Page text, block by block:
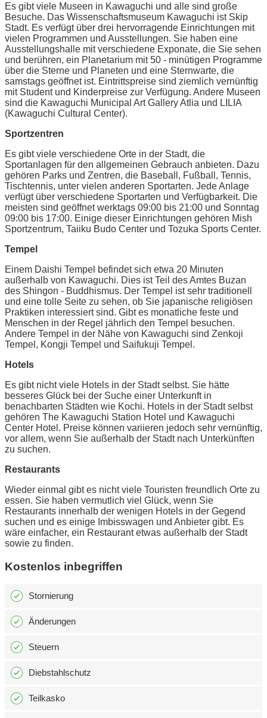
Es gibt viele Museen in Kawaguchi und alle sind große
Besuche. Das Wissenschaftsmuseum Kawaguchi ist Skip
Stadt. Es verfügt über drei hervorragende Einrichtungen mit
vielen Programmen und Ausstellungen. Sie haben eine
Ausstellungshalle mit verschiedene Exponate, die Sie sehen
und berühren, ein Planetarium mit 50 - minütigen Programme
über die Sterne und Planeten und eine Sternwarte, die
samstags geöffnet ist. Eintrittspreise sind ziemlich vernünftig
mit Student und Kinderpreise zur Verfügung. Andere Museen
sind die Kawaguchi Municipal Art Gallery Atlia und LILIA
(Kawaguchi Cultural Center).
Sportzentren
Es gibt viele verschiedene Orte in der Stadt, die
Sportanlagen für den allgemeinen Gebrauch anbieten. Dazu
gehören Parks und Zentren, die Baseball, Fußball, Tennis,
Tischtennis, unter vielen anderen Sportarten. Jede Anlage
verfügt über verschiedene Sportarten und Verfügbarkeit. Die
meisten sind geöffnet werktags 09:00 bis 21:00 und Sonntag
09:00 bis 17:00. Einige dieser Einrichtungen gehören Mish
Sportzentrum, Taiiku Budo Center und Tozuka Sports Center.
Tempel
Einem Daishi Tempel befindet sich etwa 20 Minuten
außerhalb von Kawaguchi. Dies ist Teil des Amtes Buzan
des Shingon - Buddhismus. Der Tempel ist sehr traditionell
und eine tolle Seite zu sehen, ob Sie japanische religiösen
Praktiken interessiert sind. Gibt es monatliche feste und
Menschen in der Regel jährlich den Tempel besuchen.
Andere Tempel in der Nähe von Kawaguchi sind Zenkoji
Tempel, Kongji Tempel und Saifukuji Tempel.
Hotels
Es gibt nicht viele Hotels in der Stadt selbst. Sie hätte
besseres Glück bei der Suche einer Unterkunft in
benachbarten Städten wie Kochi. Hotels in der Stadt selbst
gehören The Kawaguchi Station Hotel und Kawaguchi
Center Hotel. Preise können variieren jedoch sehr vernünftig,
vor allem, wenn Sie außerhalb der Stadt nach Unterkünften
zu suchen.
Restaurants
Wieder einmal gibt es nicht viele Touristen freundlich Orte zu
essen. Sie haben vermutlich viel Glück, wenn Sie
Restaurants innerhalb der wenigen Hotels in der Gegend
suchen und es einige Imbisswagen und Anbieter gibt. Es
wäre einfacher, ein Restaurant etwas außerhalb der Stadt
sowie zu finden.
Kostenlos inbegriffen
Stornierung
Änderungen
Steuern
Diebstahlschutz
Teilkasko